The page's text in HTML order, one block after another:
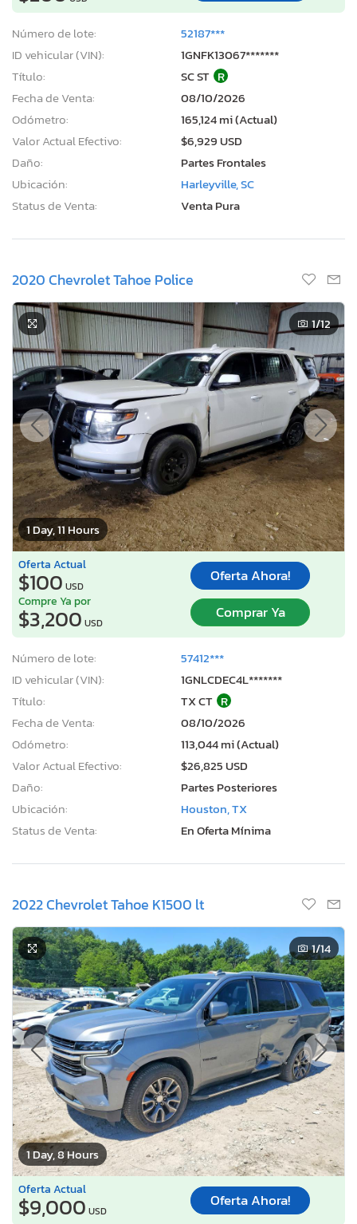
Número de lote:
52187***
ID vehicular (VIN):
1GNFK13067*******
Título:
SC ST R
Fecha de Venta:
08/10/2026
Odómetro:
165,124 mi (Actual)
Valor Actual Efectivo:
$6,929 USD
Daño:
Partes Frontales
Ubicación:
Harleyville, SC
Status de Venta:
Venta Pura
2020 Chevrolet Tahoe Police
1 Day, 11 Hours
1/12
Oferta Actual
$100 USD
Oferta Ahora!
Compre Ya por
$3,200 USD
Comprar Ya
Número de lote:
57412***
ID vehicular (VIN):
1GNLCDEC4L*******
Título:
TX CT R
Fecha de Venta:
08/10/2026
Odómetro:
113,044 mi (Actual)
Valor Actual Efectivo:
$26,825 USD
Daño:
Partes Posteriores
Ubicación:
Houston, TX
Status de Venta:
En Oferta Mínima
2022 Chevrolet Tahoe K1500 lt
1 Day, 8 Hours
1/14
Oferta Actual
$9,000 USD
Oferta Ahora!